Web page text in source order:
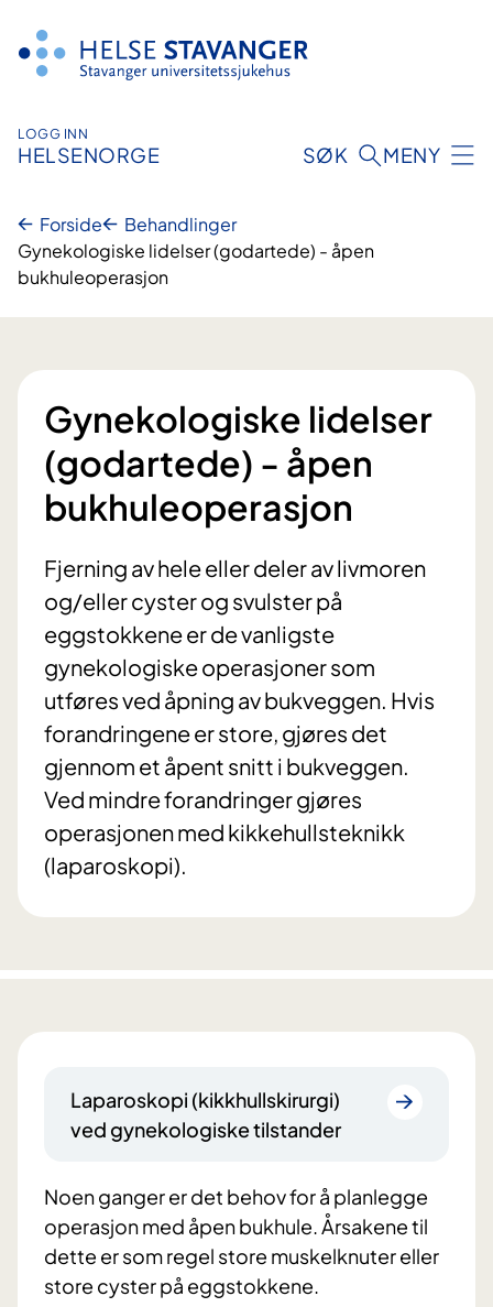
innhold
LOGG INN
HELSENORGE SØK MENY
Forside
Behandlinger
Gynekologiske lidelser (godartede) - åpen
bukhuleoperasjon
Gynekologiske lidelser
(godartede) - åpen
bukhuleoperasjon
Fjerning av hele eller deler av livmoren
og/eller cyster og svulster på
eggstokkene er de vanligste
gynekologiske operasjoner som
utføres ved åpning av bukveggen. Hvis
forandringene er store, gjøres det
gjennom et åpent snitt i bukveggen.
Ved mindre forandringer gjøres
operasjonen med kikkehullsteknikk
(laparoskopi).
Laparoskopi (kikkhullskirurgi)
ved gynekologiske tilstander
Noen ganger er det behov for å planlegge
operasjon med åpen bukhule. Årsakene til
dette er som regel store muskelknuter eller
store cyster på eggstokkene.